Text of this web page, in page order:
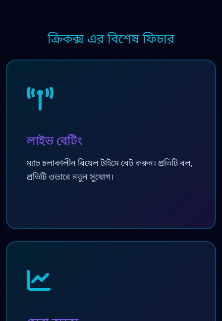
ক্রিকক্স এর বিশেষ ফিচার
লাইভ বেটিং
ম্যাচ চলাকালীন রিয়েল টাইমে বেট করুন। প্রতিটি বল,
প্রতিটি ওভারে নতুন সুযোগ।